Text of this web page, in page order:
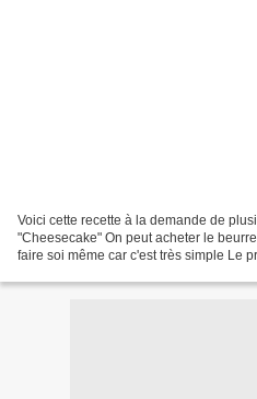
Voici cette recette à la demande de
"Cheesecake" On peut acheter le
faire soi même car c'est très simple Le